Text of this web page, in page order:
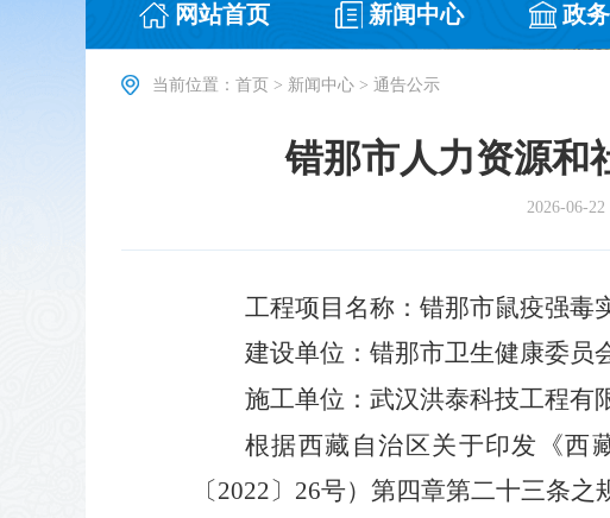
网站首页 新闻中心 政
当前位置： 首页 > 新闻中心 > 通告公示
错那市人力资源和
2026-06-22
工程项目名称：错那市鼠疫强毒
建设单位：错那市卫生健康委员
施工单位：武汉洪泰科技工程有
根据西藏自治区关于印发《西
〔2022〕26号）第四章第二十三条